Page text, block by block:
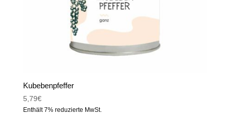
Kubebenpfeffer
5,79€
Enthält 7% reduzierte MwSt.